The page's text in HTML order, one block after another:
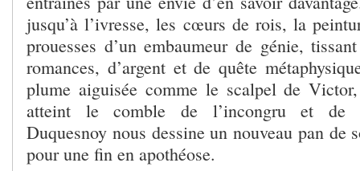
jusqu’à l’ivresse, les cœurs de rois, la
prouesses d’un embaumeur de génie,
romances, d’argent et de quête
plume aiguisée comme le scalpel de
atteint le comble de l’incongru et de
Duquesnoy nous dessine un nouveau pan de
pour une fin en apothéose.